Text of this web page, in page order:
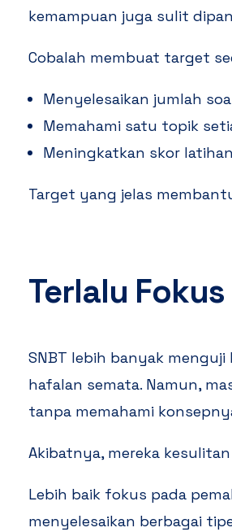
kemampuan juga sulit
Cobalah membuat target
Menyelesaikan jumlah
Memahami satu topik
Meningkatkan skor
Target yang jelas
Terlalu
SNBT lebih banyak
hafalan semata. Namun,
tanpa memahami
Akibatnya, mereka
Lebih baik fokus pada
menyelesaikan berbagai